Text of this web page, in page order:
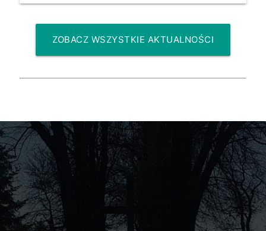
ZOBACZ WSZYSTKIE AKTUALNOŚCI